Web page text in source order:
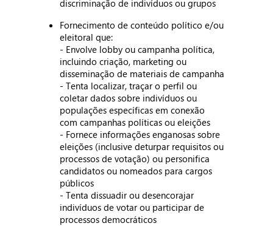
discriminação de indivíduos ou grupos
Fornecimento de conteúdo político e/ou
eleitoral que:
- Envolve lobby ou campanha política,
incluindo criação, marketing ou
disseminação de materiais de campanha
- Tenta localizar, traçar o perfil ou
coletar dados sobre indivíduos ou
populações específicas em conexão
com campanhas políticas ou eleições
- Fornece informações enganosas sobre
eleições (inclusive deturpar requisitos ou
processos de votação) ou personifica
candidatos ou nomeados para cargos
públicos
- Tenta dissuadir ou desencorajar
indivíduos de votar ou participar de
processos democráticos